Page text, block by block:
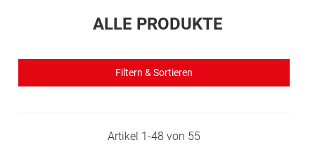
ALLE PRODUKTE
Filtern & Sortieren
Artikel 1-48 von 55